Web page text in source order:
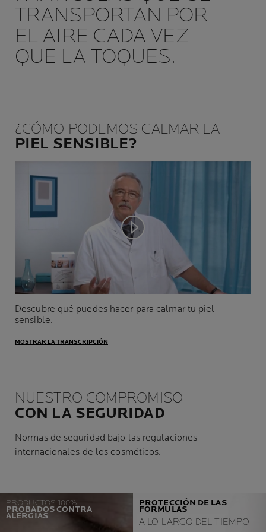
TRANSPORTAN POR
EL AIRE CADA VEZ
QUE LA TOQUES.
¿CÓMO PODEMOS CALMAR LA
PIEL SENSIBLE?
Play video
Descubre qué puedes hacer para calmar tu piel
sensible.
MOSTRAR LA TRANSCRIPCIÓN
NUESTRO COMPROMISO
CON LA SEGURIDAD
Normas de seguridad bajo las regulaciones
internacionales de los cosméticos.
PRODUCTOS 100%
PROBADOS CONTRA
ALERGIAS
PROTECCIÓN DE LAS
FÓRMULAS
A LO LARGO DEL TIEMPO